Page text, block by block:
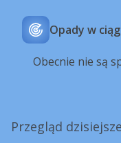
Opady w
Obecnie nie są
Przegląd